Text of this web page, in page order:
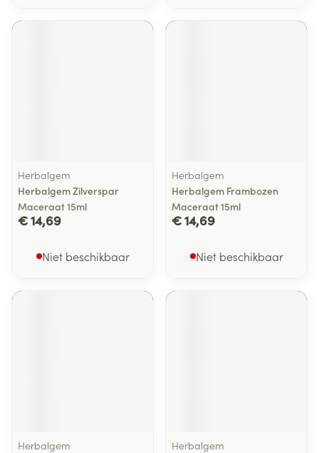
Herbalgem
Herbalgem Zilverspar
Maceraat 15ml
€ 14,69
Niet beschikbaar
Herbalgem
Herbalgem Frambozen
Maceraat 15ml
€ 14,69
Niet beschikbaar
Herbalgem
Herbalgem